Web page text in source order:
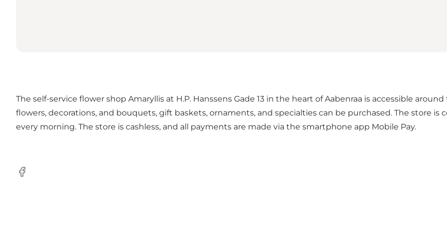
The self-service flower shop Amaryllis at H.P. Hanssens Gade 13 in the heart of Aabenraa is accessible
flowers, decorations, and bouquets, gift baskets, ornaments, and specialties can be purchased. The store
every morning. The store is cashless, and all payments are made via the smartphone app Mobile Pay.
Facebook